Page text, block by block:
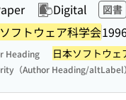
Digital 図書
フトウェア科学会
Heading 日本ソフトウェ
（Author Heading/altLabel）